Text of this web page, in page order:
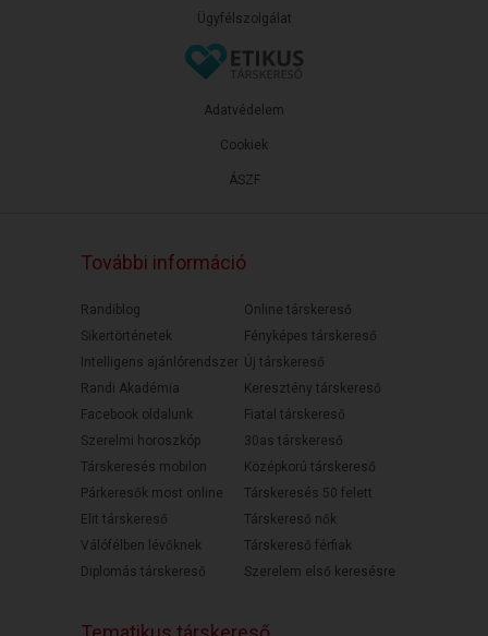
Ügyfélszolgálat
ÁSZF
Adatvédelem
Cookiek
További információ
Randiblog
Sikertörténetek
Intelligens ajánlórendszer
Randi Akadémia
Facebook oldalunk
Szerelmi horoszkóp
Társkeresés mobilon
Párkeresők most online
Elit társkereső
Válófélben lévőknek
Diplomás társkereső
Online társkereső
Fényképes társkereső
Új társkereső
Keresztény társkereső
Fiatal társkereső
30as társkereső
Középkorú társkereső
Társkeresés 50 felett
Társkereső nők
Társkereső férfiak
Szerelem első keresésre